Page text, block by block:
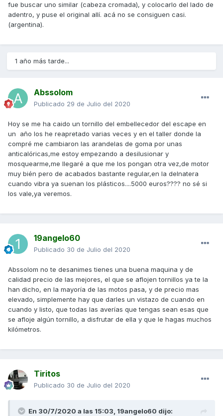
fue buscar uno similar (cabeza cromada), y colocarlo del lado de
adentro, y puse el original allí. acá no se consiguen casi.
(argentina).
1 año más tarde...
Abssolom
Publicado 29 de Julio del 2020
Hoy se me ha caido un tornillo del embellecedor del escape en
un año los he reapretado varias veces y en el taller donde la
compré me cambiaron las arandelas de goma por unas
anticalóricas,me estoy empezando a desilusionar y
mosquearme,me llegaré a que me los pongan otra vez,de motor
muy bién pero de acabados bastante regular,en la delnatera
cuando vibra ya suenan los plásticos....5000 euros???? no sé si
los vale,ya veremos.
19angelo60
Publicado 30 de Julio del 2020
Abssolom no te desanimes tienes una buena maquina y de
calidad precio de las mejores, el que se aflojen tornillos ya te la
han dicho, en la mayoría de las motos pasa, y de precio mas
elevado, simplemente hay que darles un vistazo de cuando en
cuando y listo, que todas las averías que tengas sean esas que
se afloje algún tornillo, a disfrutar de ella y que le hagas muchos
kilómetros.
Tiritos
Publicado 30 de Julio del 2020
En 30/7/2020 a las 15:03, 19angelo60 dijo: